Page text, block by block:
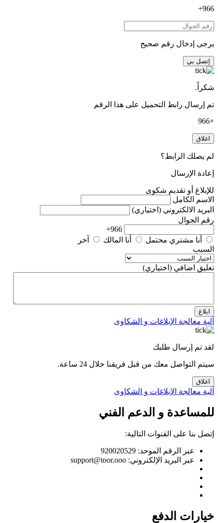
966+
يرجى إدخال رقم صحيح
إتصل بي
شكراً.
تم إرسال رابط التحميل على هذا الرقم
+966
اغلاق
لم يصلك الرابط؟
إعادة الإرسال
للإبلاغ أو تقديم شكوى
الاسم الكامل
البريد الالكتروني (اختياري)
رقم الجوال
966+
أنا مشتري محتمل
أنا المالك
آخر
السبب
تعليق اضافي (اختياري)
ابلاغ
آلية معالجة الإبلاغات و الشكاوى
لقد تم إرسال طلبك
سيتم التواصل معك من قبل فريقنا خلال 24 ساعة.
اغلاق
آلية معالجة الإبلاغات و الشكاوى
للمساعدة و الدعم الفني
إتصل بنا على القنوات التالية:
عبر الرقم الموحد: 920020529
عبر البريد الإلكتروني: support@toor.ooo
خيارات الدفع